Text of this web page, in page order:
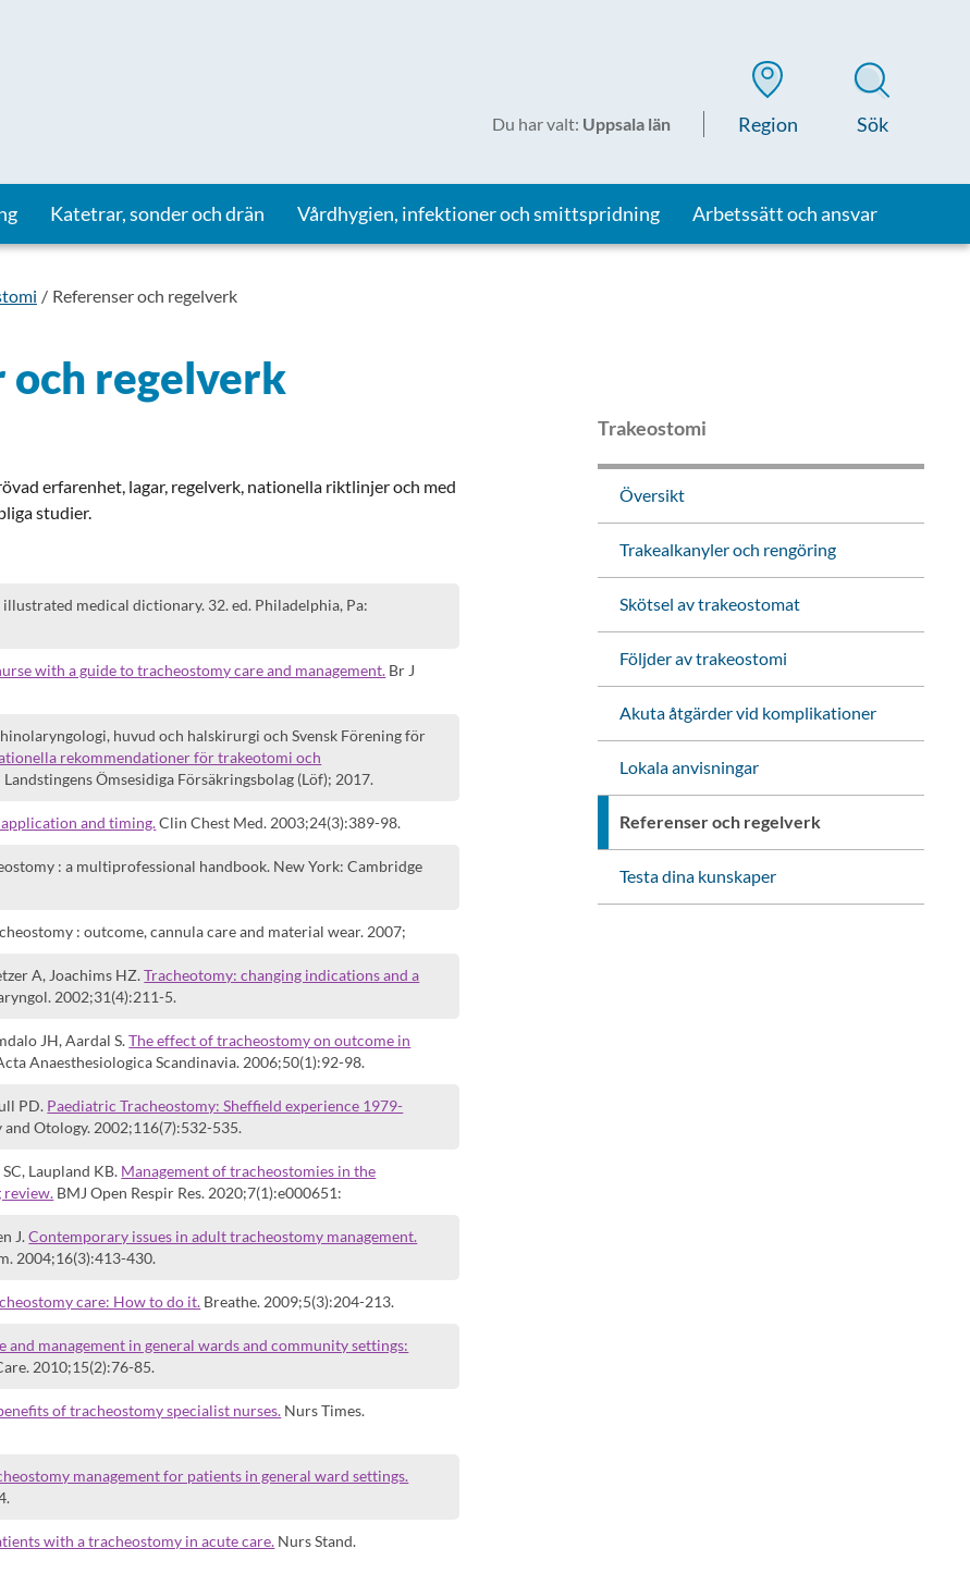
Du har valt: Uppsala län Region Sök
Katetrar, sonder och drän Vårdhygien, infektioner och smittspridning Arbetssätt och ansvar
Referenser och regelverk
och regelverk
erfarenhet, lagar, regelverk, nationella riktlinjer och med
studier.
medical dictionary. 32. ed. Philadelphia, Pa:
with a guide to tracheostomy care and management. Br J
huvud och halskirurgi och Svensk Förening för
rekommendationer för trakeotomi och
Ömsesidiga Försäkringsbolag (Löf); 2017.
and timing.Clin Chest Med. 2003;24(3):389-98.
: a multiprofessional handbook. New York: Cambridge
: outcome, cannula care and material wear. 2007;
A, Joachims HZ.Tracheotomy: changing indications and a
2002;31(4):211-5.
JH, Aardal S.The effect of tracheostomy on outcome in
Anaesthesiologica Scandinavia. 2006;50(1):92-98.
PD. Paediatric Tracheostomy: Sheffield experience 1979-
and Otology. 2002;116(7):532-535.
Laupland KB. Management of tracheostomies in the
review. BMJ Open Respir Res. 2020;7(1):e000651:
J.Contemporary issues in adult tracheostomy management.
2004;16(3):413-430.
care: How to do it. Breathe. 2009;5(3):204-213.
and management in general wards and community settings:
2010;15(2):76-85.
of tracheostomy specialist nurses. Nurs Times.
management for patients in general ward settings.
with a tracheostomy in acute care. Nurs Stand.
Trakeostomi
Översikt
Trakealkanyler och rengöring
Skötsel av trakeostomat
Följder av trakeostomi
Akuta åtgärder vid komplikationer
Lokala anvisningar
Referenser och regelverk
Testa dina kunskaper